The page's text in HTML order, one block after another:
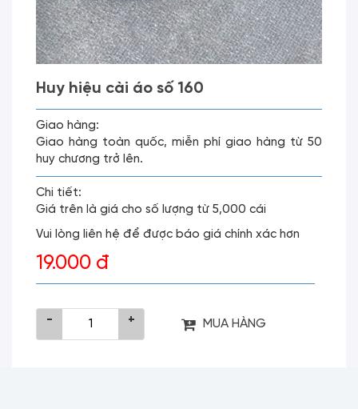
Huy hiệu cài áo số 160
Giao hàng:
Giao hàng toàn quốc, miễn phí giao hàng từ 50
huy chương trở lên.
Chi tiết:
Giá trên là giá cho số lượng từ 5,000 cái
Vui lòng liên hệ để được báo giá chính xác hơn
19.000 đ
- + MUA HÀNG